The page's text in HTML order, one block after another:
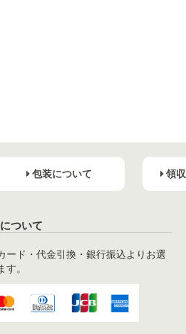
包装について 領
ついて
ード・代金引換・銀行振込よりお選
。